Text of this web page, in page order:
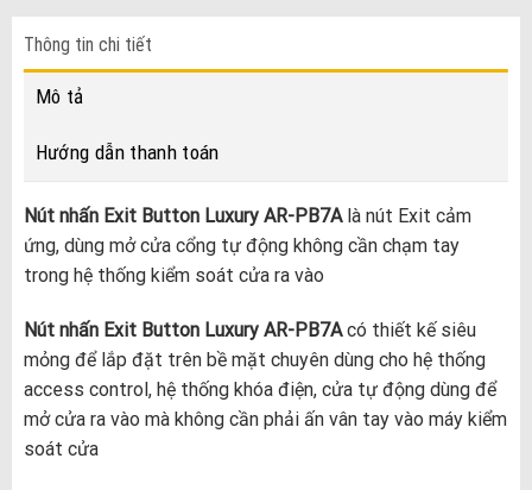
Thông tin chi tiết
Mô tả
Hướng dẫn thanh toán
Nút nhấn Exit Button Luxury AR-PB7Alà nút Exit cảm
ứng, dùng mở cửa cổng tự động không cần chạm tay
trong hệ thống kiểm soát cửa ra vào
Nút nhấn Exit Button Luxury AR-PB7Acó thiết kế siêu
mỏng để lắp đặt trên bề mặt chuyên dùng cho hệ thống
access control, hệ thống khóa điện, cửa tự động dùng để
mở cửa ra vào mà không cần phải ấn vân tay vào máy kiểm
soát cửa